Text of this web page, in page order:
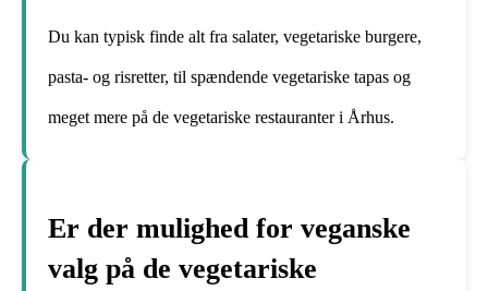
Du kan typisk finde alt fra salater, vegetariske burgere,
pasta- og risretter, til spændende vegetariske tapas og
meget mere på de vegetariske restauranter i Århus.
Er der mulighed for veganske
valg på de vegetariske